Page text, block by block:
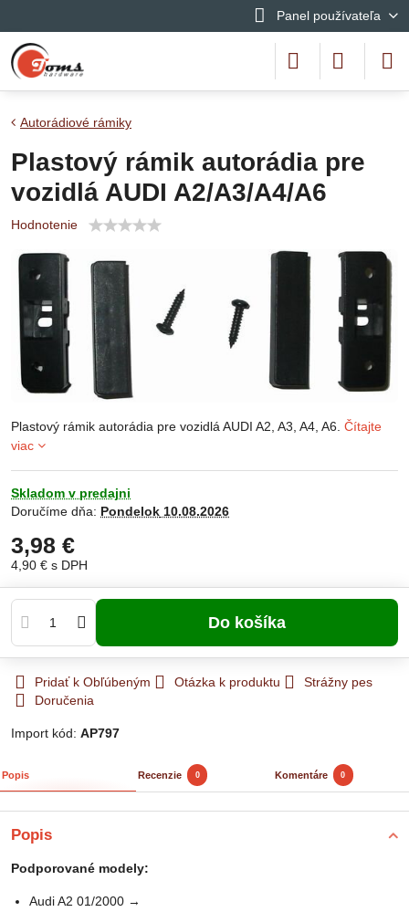
Panel používateľa
Autorádiové rámiky
Plastový rámik autorádia pre
vozidlá AUDI A2/A3/A4/A6
Hodnotenie
Plastový rámik autorádia pre vozidlá AUDI A2, A3, A4, A6. Čítajte
viac
Skladom v predajni
Doručíme dňa: Pondelok 10.08.2026
3,98 €
4,90 € s DPH
Do košíka
Pridať k Obľúbeným Otázka k produktu
Strážny pes
Doručenia
Import kód: AP797
Popis Recenzie 0 Komentáre 0
Popis
Podporované modely:
Audi A2 01/2000 →